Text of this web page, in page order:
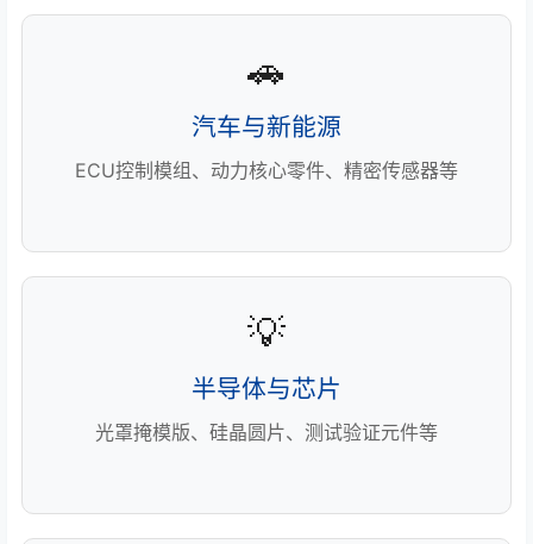
🚗
汽车与新能源
ECU控制模组、动力核心零件、精密传感器等
💡
半导体与芯片
光罩掩模版、硅晶圆片、测试验证元件等